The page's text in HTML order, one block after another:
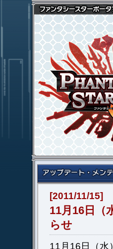
[2011/11/15]
11月16日（
らせ
11月16日（水